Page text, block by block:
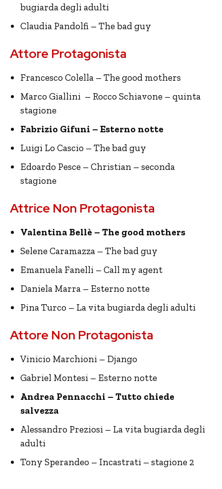
bugiarda degli adulti
Claudia Pandolfi – The bad guy
Attore Protagonista
Francesco Colella – The good mothers
Marco Giallini – Rocco Schiavone – quinta
stagione
Fabrizio Gifuni – Esterno notte
Luigi Lo Cascio – The bad guy
Edoardo Pesce – Christian – seconda
stagione
Attrice Non Protagonista
Valentina Bellè – The good mothers
Selene Caramazza – The bad guy
Emanuela Fanelli – Call my agent
Daniela Marra – Esterno notte
Pina Turco – La vita bugiarda degli adulti
Attore Non Protagonista
Vinicio Marchioni – Django
Gabriel Montesi – Esterno notte
Andrea Pennacchi – Tutto chiede
salvezza
Alessandro Preziosi – La vita bugiarda degli
adulti
Tony Sperandeo – Incastrati – stagione 2